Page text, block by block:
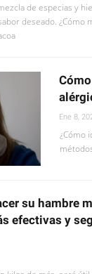
de especias y
deseado. ¿Cómo
Ene 8,
¿Cómo
su hambre
efectivas y